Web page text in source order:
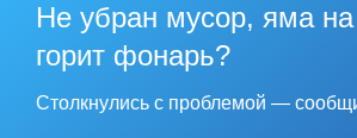
Не убран мусор, яма на
горит фонарь?
Столкнулись с проблемой —